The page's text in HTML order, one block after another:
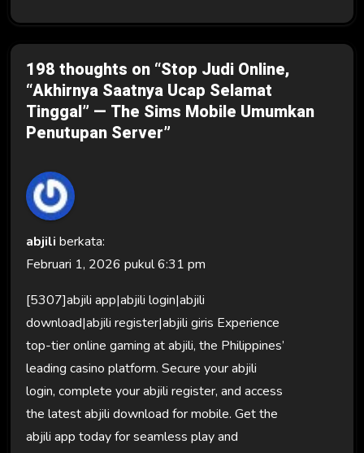
198 thoughts on “Stop Judi Online,
“Akhirnya Saatnya Ucap Selamat
Tinggal” — The Sims Mobile Umumkan
Penutupan Server”
abjili berkata:
Februari 1, 2026 pukul 6:31 pm
[5307]abjili app|abjili login|abjili
download|abjili register|abjili giris Experience
top-tier online gaming at abjili, the Philippines’
leading casino platform. Secure your abjili
login, complete your abjili register, and access
the latest abjili download for mobile. Get the
abjili app today for seamless play and